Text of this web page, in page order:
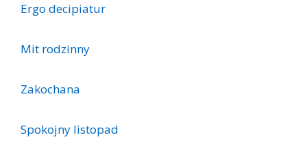
Ergo decipiatur
Mit rodzinny
Zakochana
Spokojny listopad